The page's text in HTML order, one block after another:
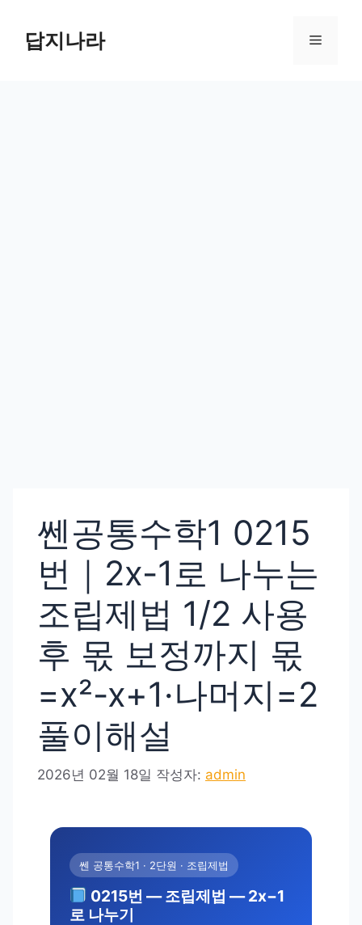
답지나라 메
쎈공통수학1 0215
번｜2x-1로 나누는
조립제법 1/2 사용
후 몫 보정까지 몫
=x²-x+1·나머지=2
풀이해설
2026년 02월 18일 작성자: admin
쎈 공통수학1 · 2단원 · 조립제법
0215번 — 조립제법 — 2x−1
로 나누기